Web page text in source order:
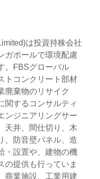
は投資持株会社
ガポールで環境配慮
。FBSグローバル
トコンクリート部材
廃棄物のリサイク
関するコンサルティ
ンジニアリングサー
天井、間仕切り、木
、防音壁パネル、造
・設置や、建物の機
の提供も行っていま
商業施設、工業用建